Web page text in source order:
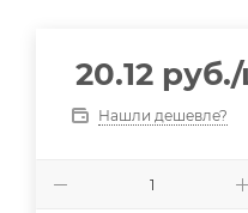
20.12 руб.
Нашли дешевле?